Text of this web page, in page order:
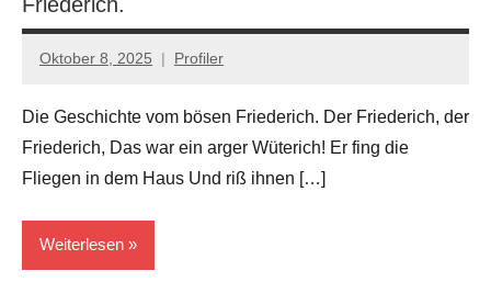
Friederich.
Oktober 8, 2025 Profiler
Keine
Die Geschichte vom bösen Friederich. Der Friederich, der
Friederich, Das war ein arger Wüterich! Er fing die
Fliegen in dem Haus Und riß ihnen […]
Weiterlesen